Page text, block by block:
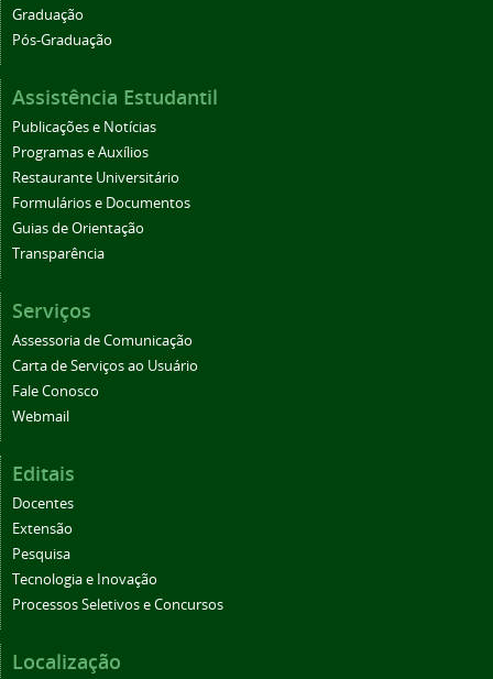
Graduação
Pós-Graduação
Assistência Estudantil
Publicações e Notícias
Programas e Auxílios
Restaurante Universitário
Formulários e Documentos
Guias de Orientação
Transparência
Serviços
Assessoria de Comunicação
Carta de Serviços ao Usuário
Fale Conosco
Webmail
Editais
Docentes
Extensão
Pesquisa
Tecnologia e Inovação
Processos Seletivos e Concursos
Localização